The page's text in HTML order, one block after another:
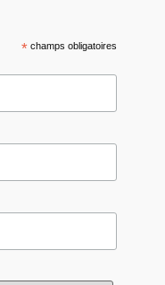
*champs obligatoires